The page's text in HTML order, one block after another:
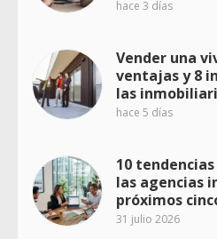
hace 3 días
Vender una
ventajas y 8
las
hace 5 días
10
las agencias
próximos
31 julio 2026